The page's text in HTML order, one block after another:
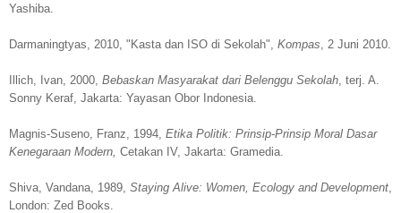
Yashiba.
Darmaningtyas, 2010, "Kasta dan ISO di Sekolah", Kompas , 2 Juni 2010.
Illich, Ivan, 2000, Bebaskan Masyarakat dari Belenggu Sekolah , terj. A.
Sonny Keraf, Jakarta: Yayasan Obor Indonesia.
Magnis-Suseno, Franz, 1994, Etika Politik: Prinsip-Prinsip Moral Dasar
Kenegaraan Modern, Cetakan IV, Jakarta: Gramedia.
Shiva, Vandana, 1989, Staying Alive: Women, Ecology and Development
London: Zed Books.